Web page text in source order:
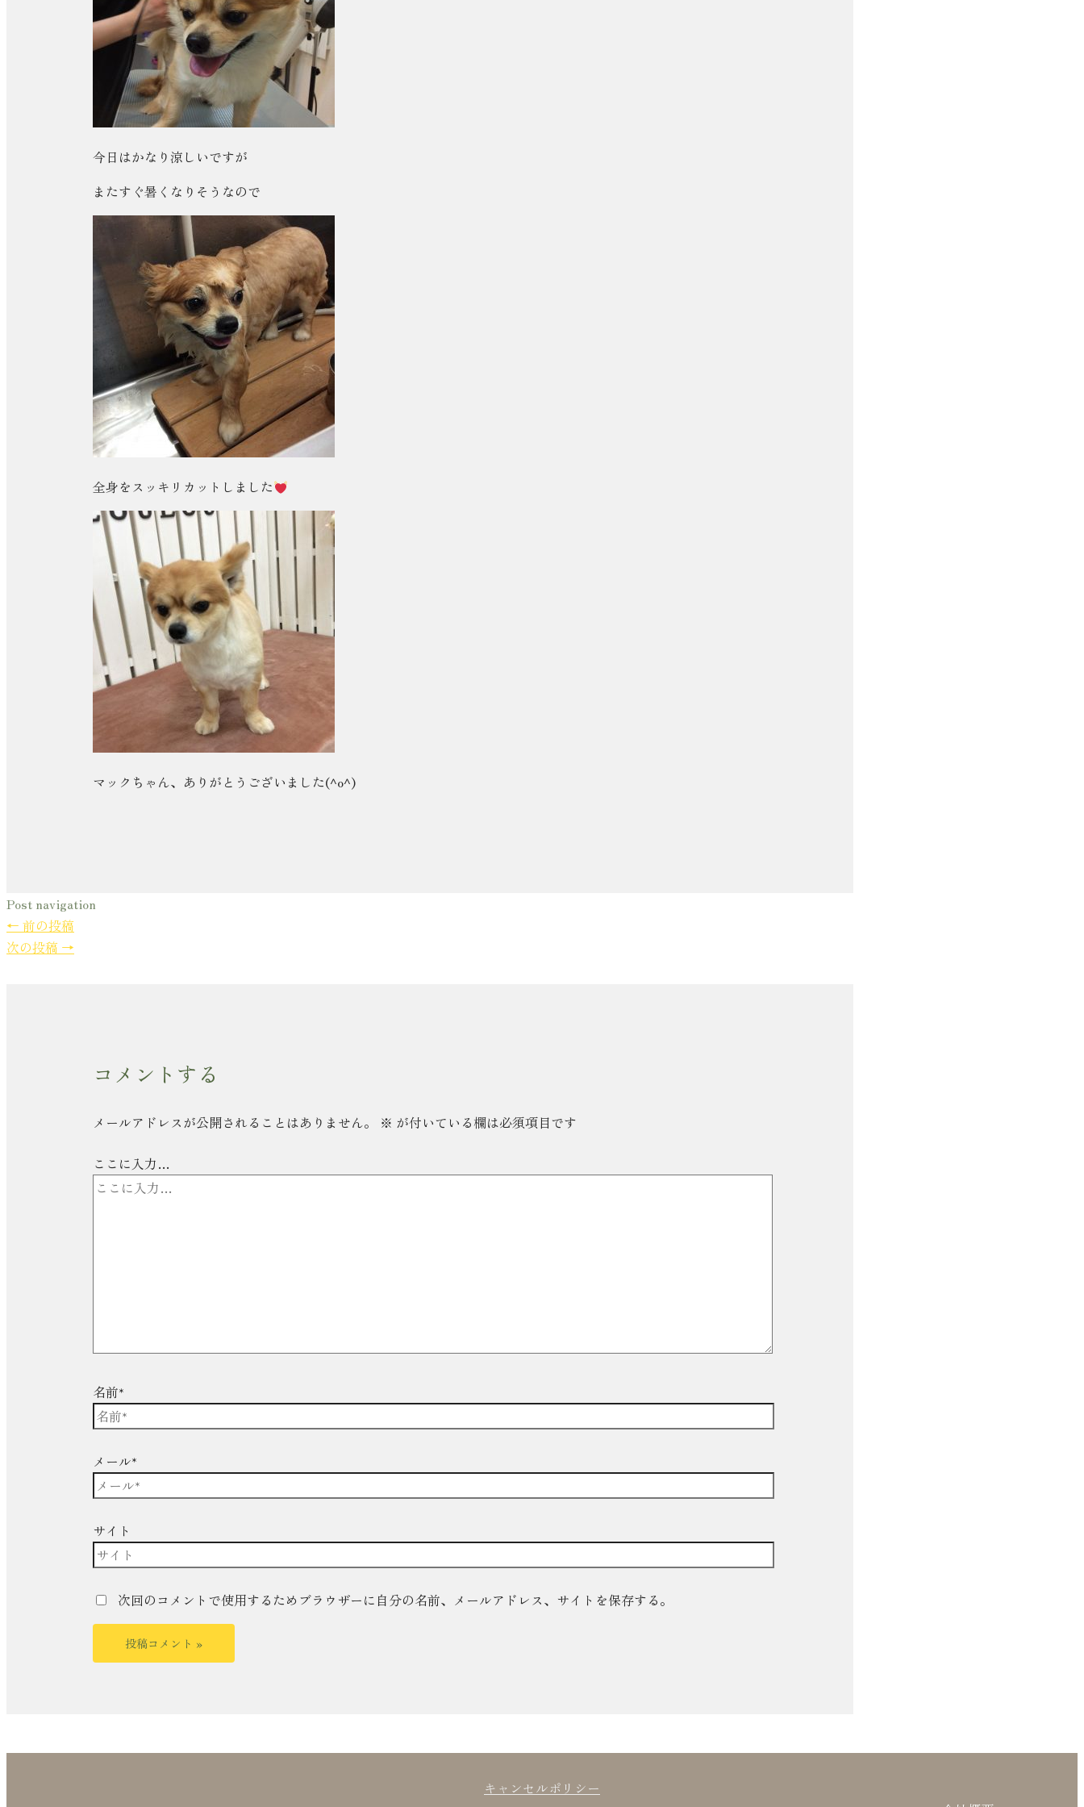
今日はかなり涼しいですが
またすぐ暑くなりそうなので
全身をスッキリカットしました
マックちゃん、ありがとうございました(^o^)
Post navigation
← 前の投稿
次の投稿 →
コメントする
メールアドレスが公開されることはありません。 ※ が付いている欄は必須項目です
ここに入力…
名前*
メール*
サイト
次回のコメントで使用するためブラウザーに自分の名前、メールアドレス、サイトを保存する。
キャンセルポリシー